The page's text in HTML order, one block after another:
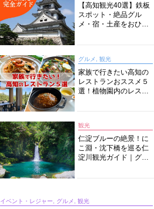
【高知観光40選】鉄板
スポット・絶品グル
メ・宿・土産をおひと
グルメ, 観光
家族で行きたい高知の
レストランおススメ５
選！植物園内のレスト
観光
仁淀ブルーの絶景！に
こ淵・沈下橋を巡る仁
淀川観光ガイド｜グル
イベント・レジャー, グルメ, 観光